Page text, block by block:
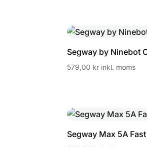
Segway by Ninebot
579,00 kr inkl. moms
Segway Max 5A